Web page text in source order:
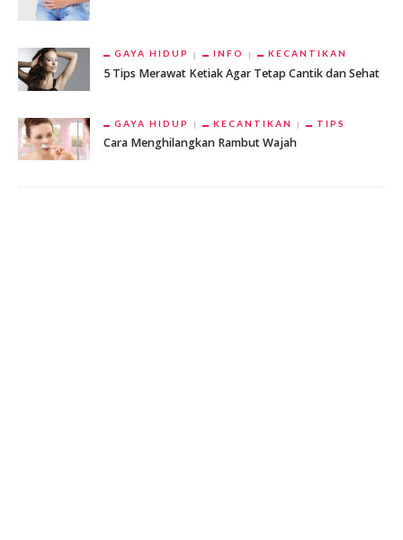
GAYA HIDUP INFO KECANTIKAN
5 Tips Merawat Ketiak Agar Tetap Cantik dan Sehat
GAYA HIDUP KECANTIKAN TIPS
Cara Menghilangkan Rambut Wajah